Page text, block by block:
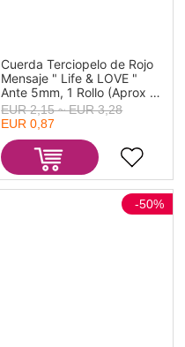
Cuerda Terciopelo de Rojo
Mensaje " Life & LOVE "
Ante 5mm, 1 Rollo (Aprox 3
M/Rollo)
EUR 2,15 ~ EUR 3,28
EUR 0,87
-50%